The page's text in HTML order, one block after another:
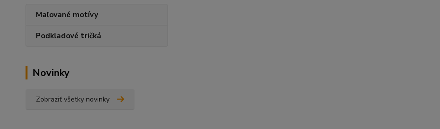
Maľované motívy
Podkladové tričká
Novinky
Zobraziť všetky novinky